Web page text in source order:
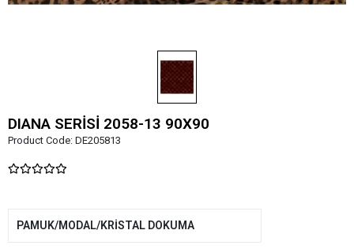
DIANA SERİSİ 2058-13 90X90
Product Code: DE205813
PAMUK/MODAL/KRİSTAL DOKUMA